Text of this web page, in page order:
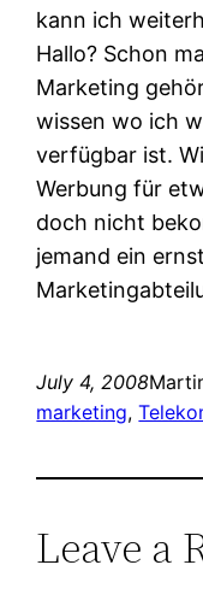
kann ich
Hallo? Schon
Marketing
wissen wo ich
verfügbar ist.
Werbung für
doch nicht
jemand ein
July 4, 2008
marketing,
Leave a